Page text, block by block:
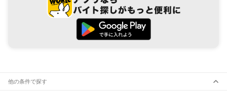
他の条件で探す